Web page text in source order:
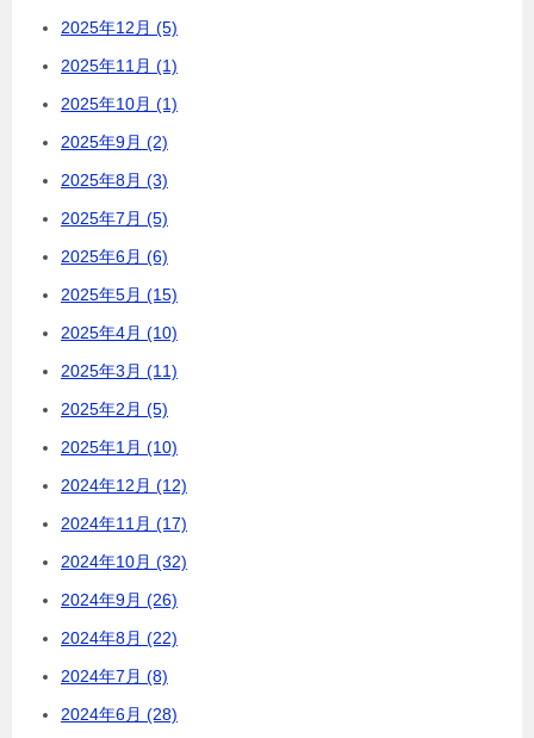
2025年12月 (5)
2025年11月 (1)
2025年10月 (1)
2025年9月 (2)
2025年8月 (3)
2025年7月 (5)
2025年6月 (6)
2025年5月 (15)
2025年4月 (10)
2025年3月 (11)
2025年2月 (5)
2025年1月 (10)
2024年12月 (12)
2024年11月 (17)
2024年10月 (32)
2024年9月 (26)
2024年8月 (22)
2024年7月 (8)
2024年6月 (28)